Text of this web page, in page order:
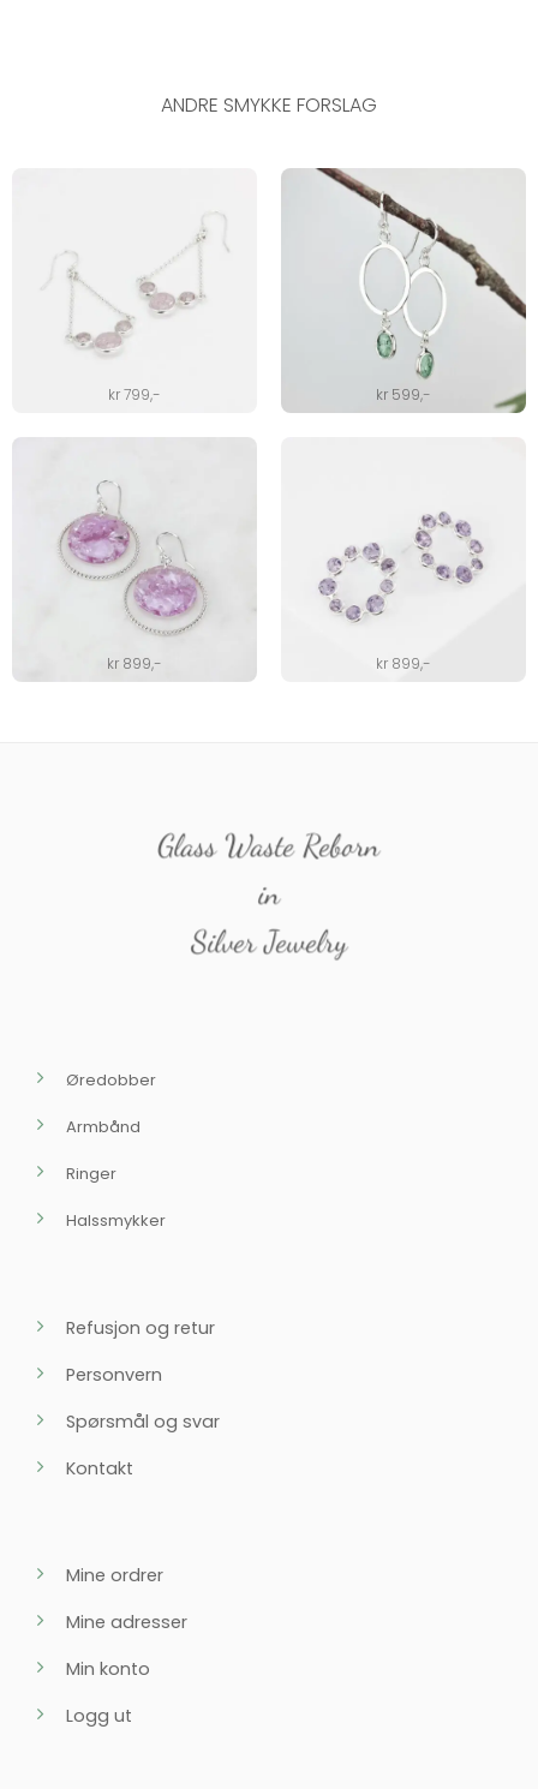
ANDRE SMYKKE FORSLAG
kr799,- kr 599,-
kr 899,- kr 899,-
Glass Waste Reborn
in
Silver Jewelry
Øredobber
Armbånd
Ringer
Halssmykker
Refusjon og retur
Personvern
Spørsmål og svar
Kontakt
Mine ordrer
Mine adresser
Min konto
Logg ut